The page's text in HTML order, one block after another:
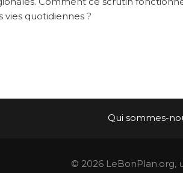
vies quotidiennes ?
Qui sommes-
© 2026 LeBonPlan.org,